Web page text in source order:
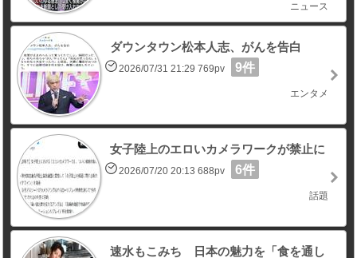
ニュース
ダウンタウン松本人志、がんを告白
2026/07/31 21:29 769pv 9件
エンタメ
女子陸上のエロいカメラワークが禁止に
2026/07/20 20:13 688pv 6件
話題
速水もこみち 日本の魅力を「食を通し